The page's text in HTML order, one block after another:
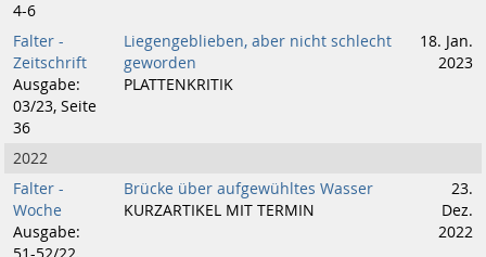
4-6
Falter -
Zeitschrift
Ausgabe:
03/23, Seite
36
Liegengeblieben, aber nicht schlecht
geworden
PLATTENKRITIK
18. Jan.
2023
2022
Falter -
Woche
Ausgabe:
Brücke über aufgewühltes Wasser
KURZARTIKEL MIT TERMIN
23.
Dez.
2022